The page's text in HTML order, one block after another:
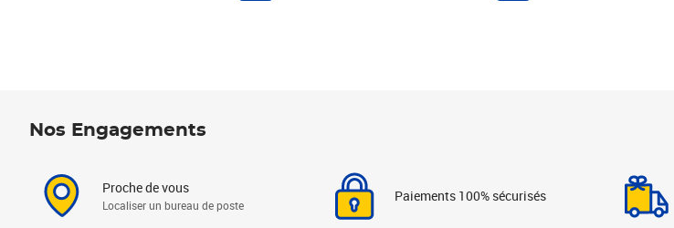
Nos Engagements
Proche de vous
Localiser un bureau de poste
Paiements 100% sécurisés